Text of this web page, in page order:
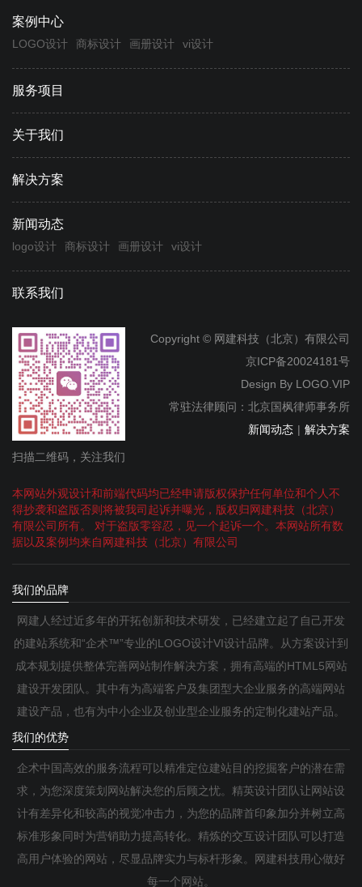
案例中心
LOGO设计 商标设计 画册设计 vi设计
服务项目
关于我们
解决方案
新闻动态
logo设计 商标设计 画册设计 vi设计
联系我们
扫描二维码，关注我们
Copyright © 网建科技（北京）有限公司
京ICP备20024181号
Design By LOGO.VIP
常驻法律顾问：北京国枫律师事务所
新闻动态 | 解决方案
本网站外观设计和前端代码均已经申请版权保护任何单位和个人不
得抄袭和盗版否则将被我司起诉并曝光，版权归网建科技（北京）
有限公司所有。 对于盗版零容忍，见一个起诉一个。本网站所有数
据以及案例均来自网建科技（北京）有限公司
我们的品牌
网建人经过近多年的开拓创新和技术研发，已经建立起了自己开发
的建站系统和“企术™”专业的LOGO设计VI设计品牌。从方案设计到
成本规划提供整体完善网站制作解决方案，拥有高端的HTML5网站
建设开发团队。其中有为高端客户及集团型大企业服务的高端网站
建设产品，也有为中小企业及创业型企业服务的定制化建站产品。
我们的优势
企术中国高效的服务流程可以精准定位建站目的挖掘客户的潜在需
求，为您深度策划网站解决您的后顾之忧。精英设计团队让网站设
计有差异化和较高的视觉冲击力，为您的品牌首印象加分并树立高
标准形象同时为营销助力提高转化。精炼的交互设计团队可以打造
高用户体验的网站，尽显品牌实力与标杆形象。网建科技用心做好
每一个网站。